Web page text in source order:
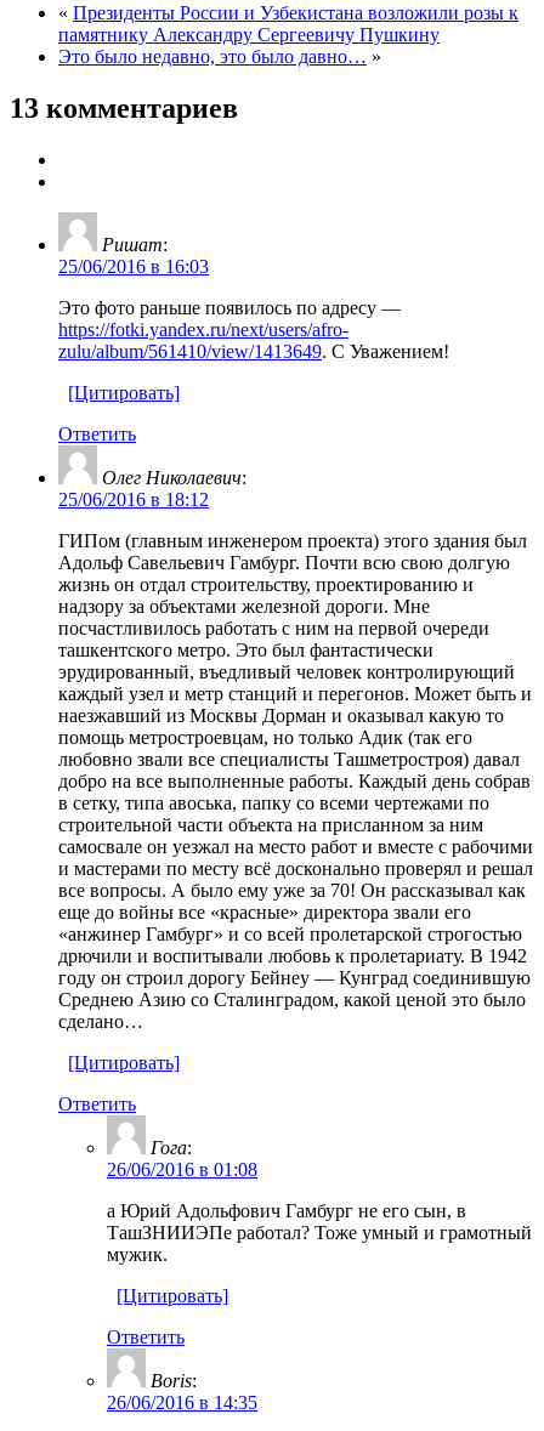
« Президенты России и Узбекистана возложили розы к
памятнику Александру Сергеевичу Пушкину
Это было недавно, это было давно… »
13 комментариев
Ришат:
25/06/2016 в 16:03
Это фото раньше появилось по адресу —
https://fotki.yandex.ru/next/users/afro-
zulu/album/561410/view/1413649. С Уважением!
[Цитировать]
Ответить
Олег Николаевич:
25/06/2016 в 18:12
ГИПом (главным инженером проекта) этого здания был
Адольф Савельевич Гамбург. Почти всю свою долгую
жизнь он отдал строительству, проектированию и
надзору за объектами железной дороги. Мне
посчастливилось работать с ним на первой очереди
ташкентского метро. Это был фантастически
эрудированный, въедливый человек контролирующий
каждый узел и метр станций и перегонов. Может быть и
наезжавший из Москвы Дорман и оказывал какую то
помощь метростроевцам, но только Адик (так его
любовно звали все специалисты Ташметростроя) давал
добро на все выполненные работы. Каждый день собрав
в сетку, типа авоська, папку со всеми чертежами по
строительной части объекта на присланном за ним
самосвале он уезжал на место работ и вместе с рабочими
и мастерами по месту всё досконально проверял и решал
все вопросы. А было ему уже за 70! Он рассказывал как
еще до войны все «красные» директора звали его
«анжинер Гамбург» и со всей пролетарской строгостью
дрючили и воспитывали любовь к пролетариату. В 1942
году он строил дорогу Бейнеу — Кунград соединившую
Среднею Азию со Сталинградом, какой ценой это было
сделано…
[Цитировать]
Ответить
Гога:
26/06/2016 в 01:08
а Юрий Адольфович Гамбург не его сын, в
ТашЗНИИЭПе работал? Тоже умный и грамотный
мужик.
[Цитировать]
Ответить
Boris:
26/06/2016 в 14:35